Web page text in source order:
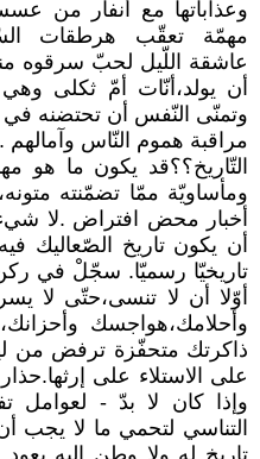
وعذاباتها مع أنفار من
مهمّة تعقّب هرطقات
عاشقة اللّيل لحبّ سرقوه
أن يولد،أنّات أمّ ثكلى
وتمنّى النّفس أن تحتضنه في
مراقبة هموم النّاس وآمالهم .
التّاريخ؟؟قد يكون ما هو
ومأساويّة ممّا تضمّنته
أخبار محض افتراض .لا
أن يكون تاريخ الصّعاليك
تاريخيّا رسميّا. سجّلْ في
أوّلا أن لا تنسى،حتّى لا
وأحلامك،هواجسك
ذاكرتك متحفّزة ترفض من
على الاستلاء على
وإذا كان لا بدّ - لعوامل
التناسي لتحمي ما لا يجب